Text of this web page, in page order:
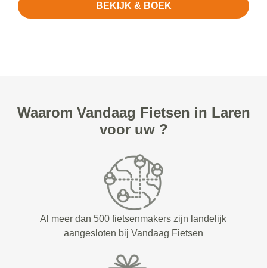
BEKIJK & BOEK
Waarom Vandaag Fietsen in Laren
voor uw ?
Al meer dan 500 fietsenmakers zijn landelijk
aangesloten bij Vandaag Fietsen